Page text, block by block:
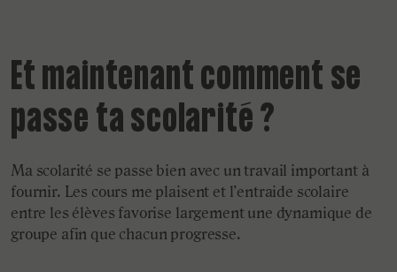
Et maintenant comment se
passe ta scolarité ?
Ma scolarité se passe bien avec un travail important à
fournir. Les cours me plaisent et l’entraide scolaire
entre les élèves favorise largement une dynamique de
groupe afin que chacun progresse.